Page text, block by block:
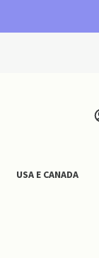
USA E CANADA